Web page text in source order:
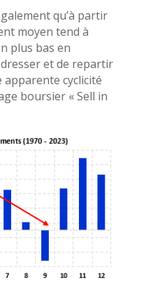
qu’à partir
moyen tend à
plus bas en
et de repartir
apparente cyclicité
boursier « Sell in